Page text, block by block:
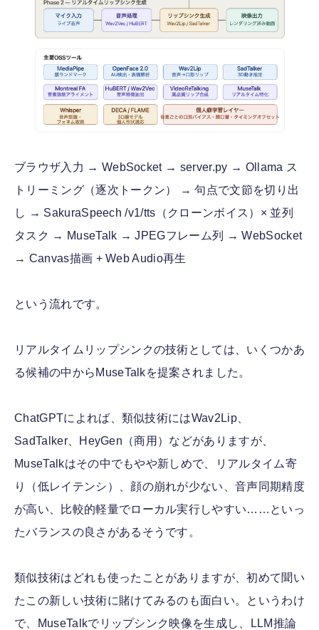
ブラウザ入力 → WebSocket → server.py → Ollama ス
トリーミング（逐次トークン） → 句点で文節を切り出
し → SakuraSpeech /v1/tts（クローンボイス）× 並列
タスク → MuseTalk → JPEGフレーム列 → WebSocket
→ Canvas描画 + Web Audio再生
という流れです。
リアルタイムリップシンクの技術としては、いくつかあ
る候補の中からMuseTalkを提案されました。
ChatGPTによれば、類似技術にはWav2Lip、
SadTalker、HeyGen（商用）などがありますが、
MuseTalkはその中でもやや新しめで、リアルタイム寄
り（低レイテンシ）、顔の崩れが少ない、音声同期精度
が高い、比較的軽量でローカル実行しやすい……といっ
たバランスの良さがあるそうです。
類似技術はどれも使ったことがありますが、初めて聞い
たこの新しい技術に賭けてみるのも面白い。というわけ
で、MuseTalkでリップシンク映像を生成し、LLM推論